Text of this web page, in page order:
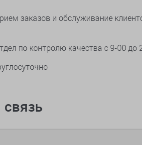
заказов и обслуживание
по контролю качества с 9-00 до